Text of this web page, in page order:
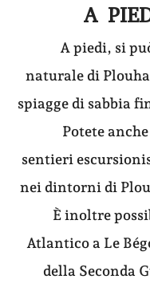
A
A piedi, si
naturale di
spiagge di sabbia
Potete
sentieri
nei dintorni di
È inoltre
Atlantico a Le
della Seconda